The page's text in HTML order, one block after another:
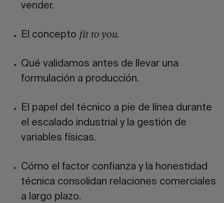
vender.
El concepto fit to you.
Qué validamos antes de llevar una
formulación a producción.
El papel del técnico a pie de línea durante
el escalado industrial y la gestión de
variables físicas.
Cómo el factor confianza y la honestidad
técnica consolidan relaciones comerciales
a largo plazo.